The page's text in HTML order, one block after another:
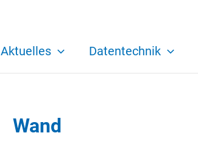
Aktuelles Datentechnik
Wand